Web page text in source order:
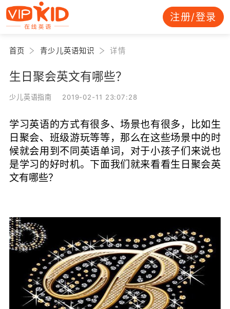
注册/登录
首页 青少儿英语知识 详情
生日聚会英文有哪些？
少儿英语指南 2019-02-11 23:07:28
学习英语的方式有很多、场景也有很多，比如生
日聚会、班级游玩等等，那么在这些场景中的时
候就会用到不同英语单词，对于小孩子们来说也
是学习的好时机。下面我们就来看看生日聚会英
文有哪些？